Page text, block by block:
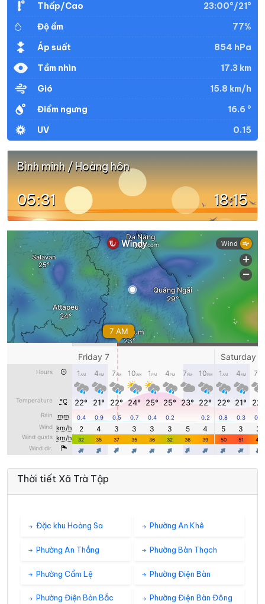
20:00
21:00 20°
22:00 20°/
20°
Thấp/Cao
23:00°/21°
Độ ẩm
77%
Áp suất
854 hPa
Tầm nhìn
17.3 km
Gió
15.8 km/h
Điểm ngưng
16.6 °
UV
0.15
Bình minh / Hoàng hôn
05:31 18:15
Thời tiết Xã Trà Tập
Đặc khu Hoàng Sa Phường An Khê
Phường An Thắng Phường Bàn Thạch
Phường Cẩm Lệ Phường Điện Bàn
Phường Điện Bàn Bắc Phường Điện Bàn Đông